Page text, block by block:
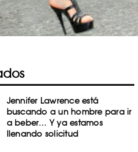
Jennifer Lawrence está
buscando a un hombre para ir
a beber… Y ya estamos
llenando solicitud